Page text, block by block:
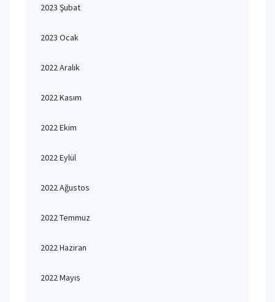
2023 Şubat
2023 Ocak
2022 Aralık
2022 Kasım
2022 Ekim
2022 Eylül
2022 Ağustos
2022 Temmuz
2022 Haziran
2022 Mayıs